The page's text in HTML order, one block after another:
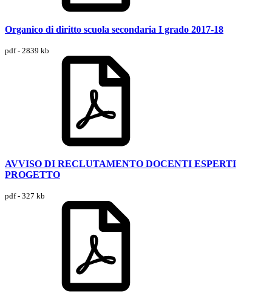
Organico di diritto scuola secondaria I grado 2017-18
pdf - 2839 kb
AVVISO DI RECLUTAMENTO DOCENTI ESPERTI
PROGETTO
pdf - 327 kb